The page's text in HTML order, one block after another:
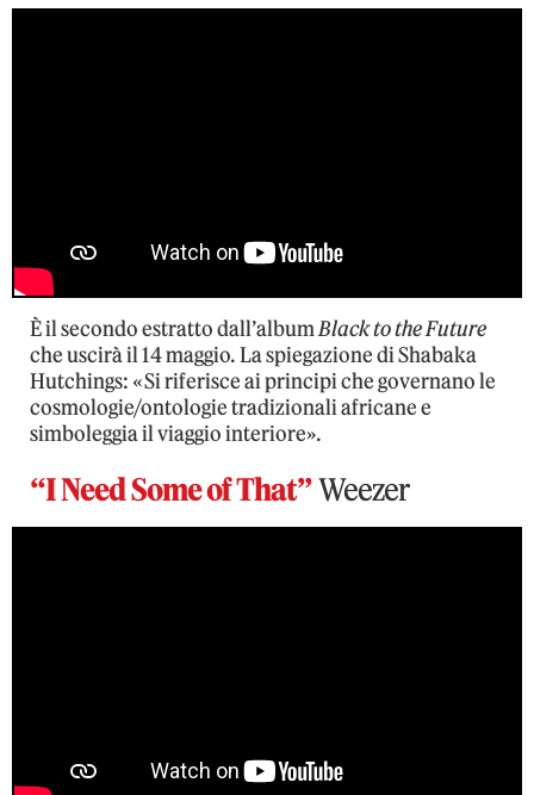
È il secondo estratto dall’albumBlack to the Future
che uscirà il 14 maggio. La spiegazione di Shabaka
Hutchings: «Si riferisce ai principi che governano le
cosmologie/ontologie tradizionali africane e
simboleggia il viaggio interiore».
“I Need Some of That”Weezer